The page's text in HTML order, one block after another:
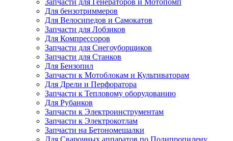
Запчасти для Генераторов и Мотопомп
Для бензотриммеров
Для Велосипедов и Самокатов
Запчасти для Лобзиков
Для Компрессоров
Запчасти для Снегоуборщиков
Запчасти для Станков
Для Бензопил
Запчасти к Мотоблокам и Культиваторам
Для Дрели и Перфоратора
Запчасти к Тепловому оборудованию
Для Рубанков
Запчасти к Электроинструментам
Запчасти к Электрокотлам
Запчасти на Бетономешалки
Для Сварочных аппаратов по Полипропилену